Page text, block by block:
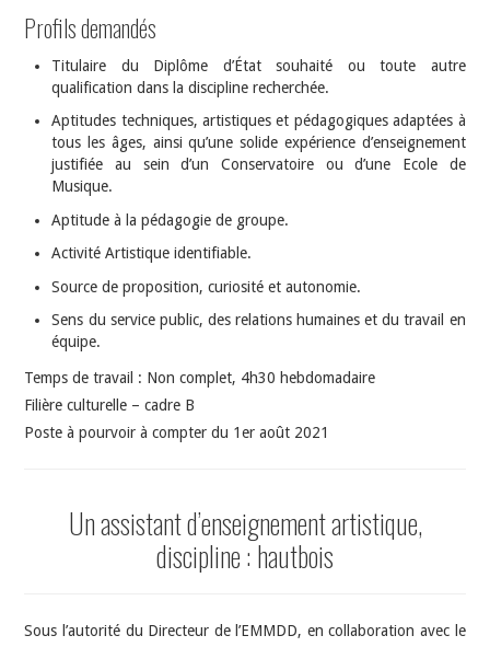
Profils demandés
Titulaire du Diplôme d’État souhaité ou toute autre
qualification dans la discipline recherchée.
Aptitudes techniques, artistiques et pédagogiques adaptées à
tous les âges, ainsi qu’une solide expérience d’enseignement
justifiée au sein d’un Conservatoire ou d’une Ecole de
Musique.
Aptitude à la pédagogie de groupe.
Activité Artistique identifiable.
Source de proposition, curiosité et autonomie.
Sens du service public, des relations humaines et du travail en
équipe.
Temps de travail : Non complet, 4h30 hebdomadaire
Filière culturelle – cadre B
Poste à pourvoir à compter du 1er août 2021
Un assistant d’enseignement artistique,
discipline : hautbois
Sous l’autorité du Directeur de l’EMMDD, en collaboration avec le